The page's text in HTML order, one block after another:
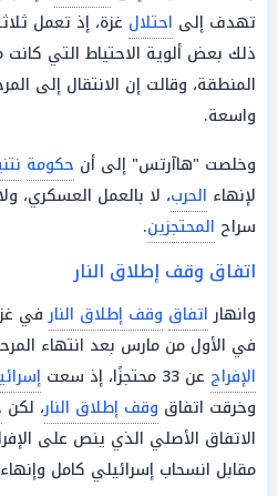
تهدف إلى احتلال غزة، إذ تعمل
ذلك بعض ألوية الاحتياط التي
المنطقة، وقالت إن الانتقال إلى
واسعة.
وخلصت "هاآرتس" إلى أن حكومة
لإنهاء الحرب، لا بالعمل العسكري،
سراح المحتجزين.
اتفاق وقف إطلاق النار
وانهاراتفاق وقف إطلاق النارفي
في الأول من مارس بعد انتهاء
الإفراج عن 33 محتجزًا، إذ سعت
وخرقت اتفاق وقف إطلاق النار، لكن
مقابل انسحاب إسرائيلي كامل وإنهاء